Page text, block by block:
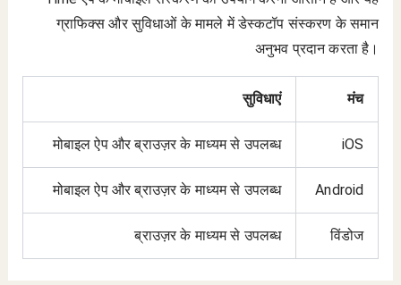
ग्राफिक्स और सुविधाओं के मामले में डेस्कटॉप संस्करण के समान
अनुभव प्रदान करता है।
मंच
सुविधाएं
iOS
मोबाइल ऐप और ब्राउज़र के माध्यम से उपलब्ध
Android
मोबाइल ऐप और ब्राउज़र के माध्यम से उपलब्ध
विंडोज
ब्राउज़र के माध्यम से उपलब्ध